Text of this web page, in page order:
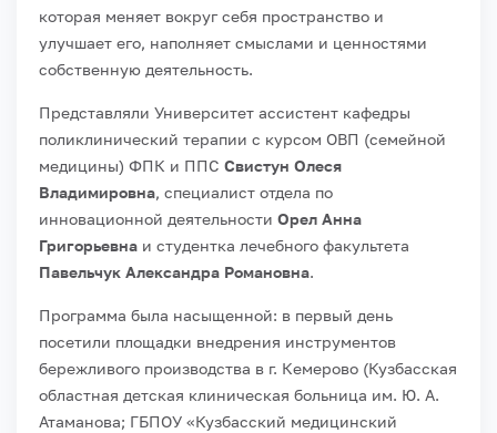
которая меняет вокруг себя пространство и
улучшает его, наполняет смыслами и ценностями
собственную деятельность.
Представляли Университет ассистент кафедры
поликлинический терапии с курсом ОВП (семейной
медицины) ФПК и ППС Свистун Олеся
Владимировна, специалист отдела по
инновационной деятельности Орел Анна
Григорьевна и студентка лечебного факультета
Павельчук Александра Романовна.
Программа была насыщенной: в первый день
посетили площадки внедрения инструментов
бережливого производства в г. Кемерово (Кузбасская
областная детская клиническая больница им. Ю. А.
Атаманова; ГБПОУ «Кузбасский медицинский